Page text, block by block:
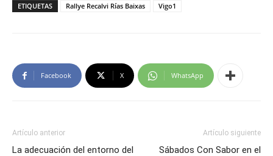
ETIQUETAS Rallye Recalvi Rías Baixas Vigo1
Facebook X WhatsApp
Artículo anterior
La adecuación del entorno del
Artículo siguiente
Sábados Con Sabor en el